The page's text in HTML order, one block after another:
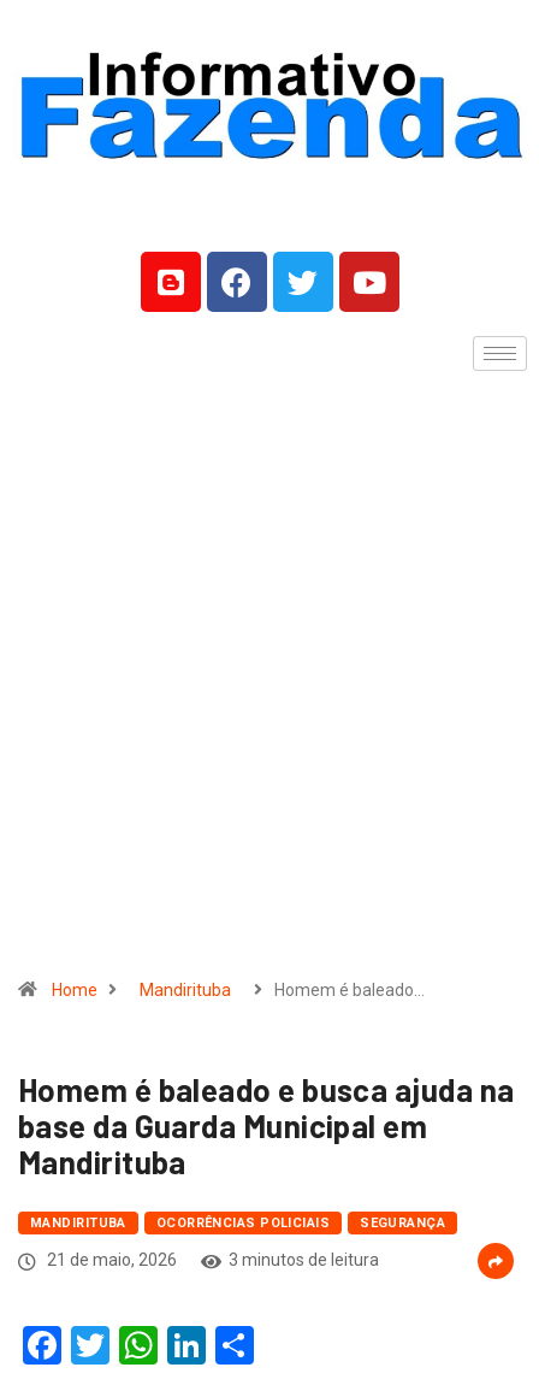
Home Mandirituba Homem é baleado…
Homem é baleado e busca ajuda na
base da Guarda Municipal em
Mandirituba
MANDIRITUBA OCORRÊNCIAS POLICIAIS SEGURANÇA
21 de maio, 2026 3 minutos de leitura
Facebook
Twitter
WhatsApp
LinkedIn